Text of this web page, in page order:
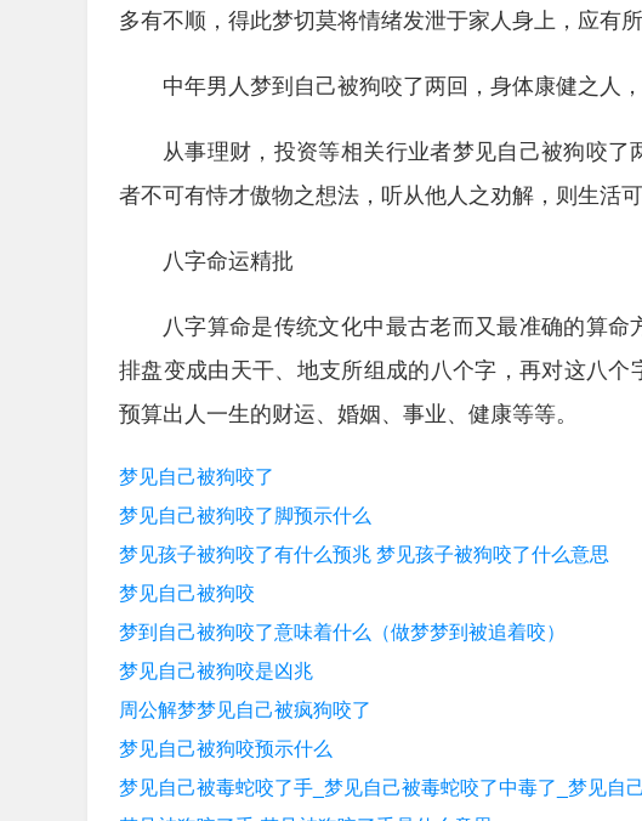
多有不顺，得此梦切莫将情绪发泄于家人身上，应有
中年男人梦到自己被狗咬了两回，身体康健之人
从事理财，投资等相关行业者梦见自己被狗咬
者不可有恃才傲物之想法，听从他人之劝解，则生活
八字命运精批
八字算命是传统文化中最古老而又最准确的算
排盘变成由天干、地支所组成的八个字，再对这八
预算出人一生的财运、婚姻、事业、健康等等。
梦见自己被狗咬了
梦见自己被狗咬了脚预示什么
梦见孩子被狗咬了有什么预兆 梦见孩子被狗咬了什么意思
梦见自己被狗咬
梦到自己被狗咬了意味着什么（做梦梦到被追着咬）
梦见自己被狗咬是凶兆
周公解梦梦见自己被疯狗咬了
梦见自己被狗咬预示什么
梦见自己被毒蛇咬了手_梦见自己被毒蛇咬了中毒了_梦见自